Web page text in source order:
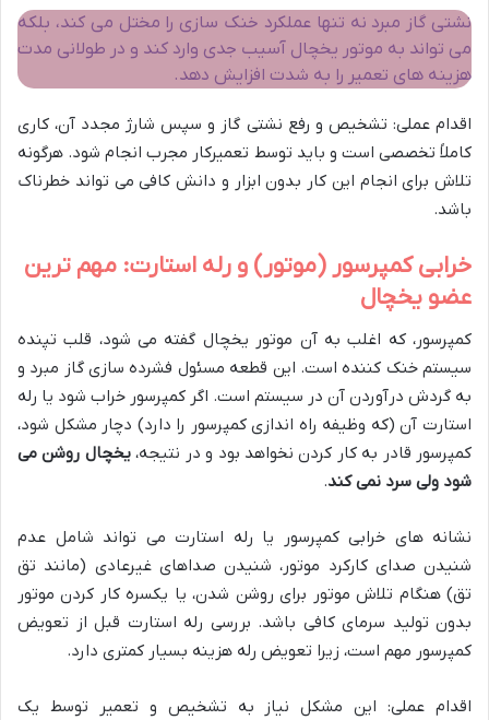
نشتی گاز مبرد نه تنها عملکرد خنک سازی را مختل می کند، بلکه
می تواند به موتور یخچال آسیب جدی وارد کند و در طولانی مدت
هزینه های تعمیر را به شدت افزایش دهد.
اقدام عملی: تشخیص و رفع نشتی گاز و سپس شارژ مجدد آن، کاری
کاملاً تخصصی است و باید توسط تعمیرکار مجرب انجام شود. هرگونه
تلاش برای انجام این کار بدون ابزار و دانش کافی می تواند خطرناک
باشد.
خرابی کمپرسور (موتور) و رله استارت: مهم ترین
عضو یخچال
کمپرسور، که اغلب به آن موتور یخچال گفته می شود، قلب تپنده
سیستم خنک کننده است. این قطعه مسئول فشرده سازی گاز مبرد و
به گردش درآوردن آن در سیستم است. اگر کمپرسور خراب شود یا رله
استارت آن (که وظیفه راه اندازی کمپرسور را دارد) دچار مشکل شود،
کمپرسور قادر به کار کردن نخواهد بود و در نتیجه،یخچال روشن می
شود ولی سرد نمی کند.
نشانه های خرابی کمپرسور یا رله استارت می تواند شامل عدم
شنیدن صدای کارکرد موتور، شنیدن صداهای غیرعادی (مانند تق
تق) هنگام تلاش موتور برای روشن شدن، یا یکسره کار کردن موتور
بدون تولید سرمای کافی باشد. بررسی رله استارت قبل از تعویض
کمپرسور مهم است، زیرا تعویض رله هزینه بسیار کمتری دارد.
اقدام عملی: این مشکل نیاز به تشخیص و تعمیر توسط یک